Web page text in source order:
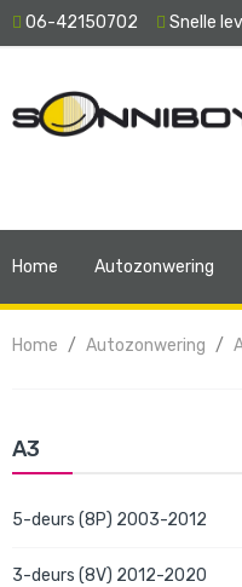
06-42150702 Snelle
Home Autozonwering
Home Autozonwering
A3
5-deurs (8P) 2003-2012
3-deurs (8V) 2012-2020